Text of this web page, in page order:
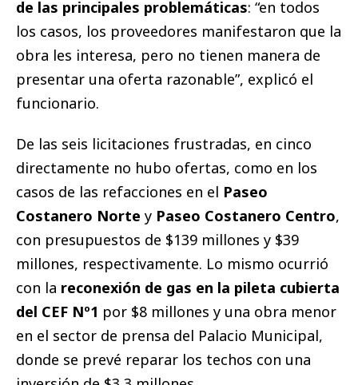
de las principales problemáticas: “en todos
los casos, los proveedores manifestaron que la
obra les interesa, pero no tienen manera de
presentar una oferta razonable”, explicó el
funcionario.
De las seis licitaciones frustradas, en cinco
directamente no hubo ofertas, como en los
casos de las refacciones en el Paseo
Costanero Norte y Paseo Costanero Centro,
con presupuestos de $139 millones y $39
millones, respectivamente. Lo mismo ocurrió
con la reconexión de gas en la pileta cubierta
del CEF Nº1 por $8 millones y una obra menor
en el sector de prensa del Palacio Municipal,
donde se prevé reparar los techos con una